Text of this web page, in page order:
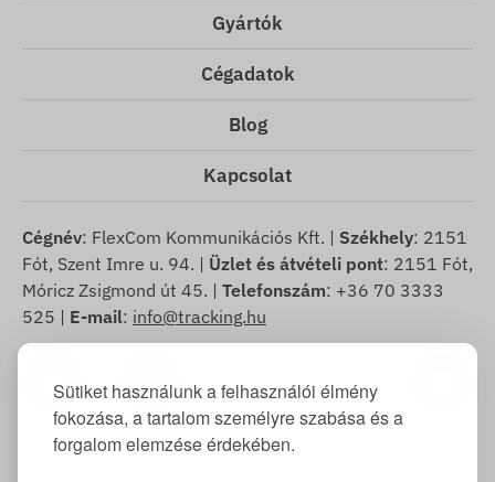
Sütiket használunk a felhasználói élmény
fokozása, a tartalom személyre szabása és a
forgalom elemzése érdekében.
Gyártók
Cégadatok
Blog
Kapcsolat
Cégnév: FlexCom Kommunikációs Kft. | Székhely: 2151
Fót, Szent Imre u. 94. | Üzlet és átvételi pont: 2151 Fót,
Móricz Zsigmond út 45. | Telefonszám: +36 70 3333
525 | E-mail: info@tracking.hu